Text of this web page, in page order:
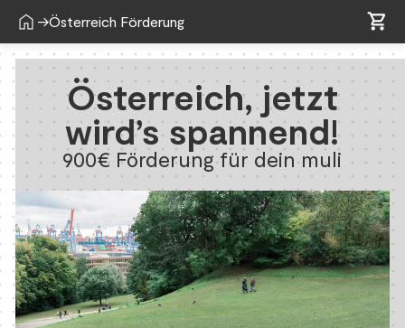
shopping_cart
home →Österreich Förderung shopping_cart
Österreich, jetzt
wird’s spannend!
900€ Förderung für dein muli